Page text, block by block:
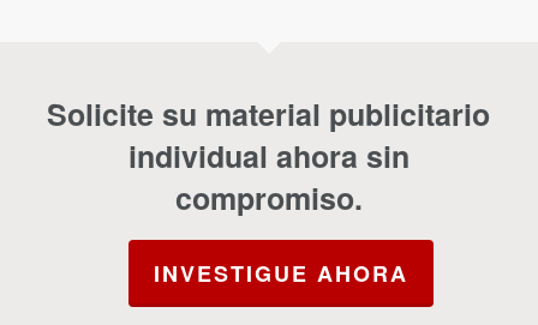
Solicite su material publicitario
individual ahora sin
compromiso.
INVESTIGUE AHORA